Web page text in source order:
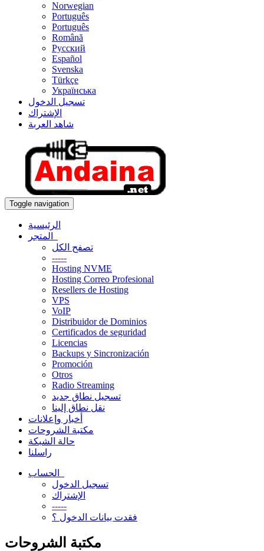
Norwegian
Português
Português
Română
Русский
Español
Svenska
Türkçe
Українська
تسجيل الدخول
الإشتراك
شاهد العربة
Toggle navigation
الرئيسية
تصفح الكل
-----
Hosting NVME
Hosting Correo Profesional
Resellers de Hosting
VPS
VoIP
Distribuidor de Dominios
Certificados de seguridad
Licencias
Backups y Sincronización
Promoción
Otros
Radio Streaming
تسجيل نطاق جديد
نقل نطاق إلينا
أخبار وإعلانات
مكتبة الشروحات
حالة الشبكة
راسلنا
تسجيل الدخول
الإشتراك
-----
فقدت بيانات الدخول ؟
مكتبة الشروحات